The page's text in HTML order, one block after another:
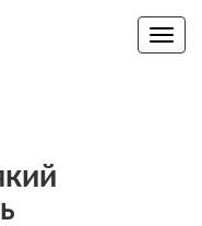
Toggle